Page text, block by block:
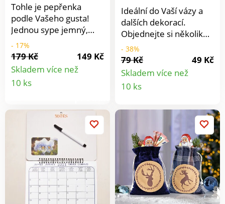
Tohle je pepřenka
podle Vašeho gusta!
Jednou sype jemný,
jindy hrubý pepř díky 2
různým perforacím ve
víčku. Z nerezu. Se 2
perforacemi. Sype
jemný nebo hrubý
- 17%
179 Kč
149 Kč
Skladem více než
10 ks
Ideální do Vaší vázy a
dalších dekorací.
Objednejte si několik
větviček této tradiční
vánoční hvězdy.
- 38%
79 Kč
49 Kč
Skladem více než
10 ks